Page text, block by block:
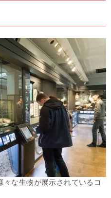
な生物が展示されているコ